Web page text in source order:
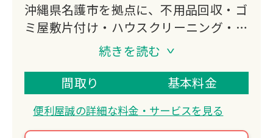
沖縄県名護市を拠点に、不用品回収・ゴ
ミ屋敷片付け・ハウスクリーニング・害
虫駆除など生活のあらゆるお困りごとに
対応する便利屋です。
緊急対応可能で、お見積もり無料。
立ち会いなしでも作業可能で、写真報告
にて安心のサービスを提供します。
続きを読む
間取り
基本料金
便利屋誠の詳細な料金・サービスを見る